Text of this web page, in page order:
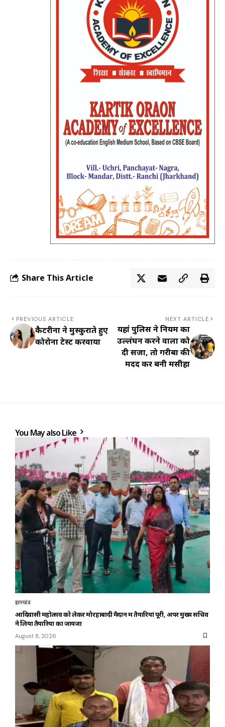
Share This Article
PREVIOUS ARTICLE
कैटरीना ने मुस्कुराते हुए
कोरोना टेस्ट करवाया
NEXT ARTICLE
यहां पुलिस ने नियम का
उल्लंघन करने वालों को
दी सजा, तो गरीबों की
मदद कर बनी मसीहा
You May also Like
झारखंड
आदिवासी महोत्सव को लेकर मोरहाबादी मैदान में तैयारियां पूरी, अपर मुख्य सचिव
ने लिया तैयारियों का जायजा
August 8, 2026